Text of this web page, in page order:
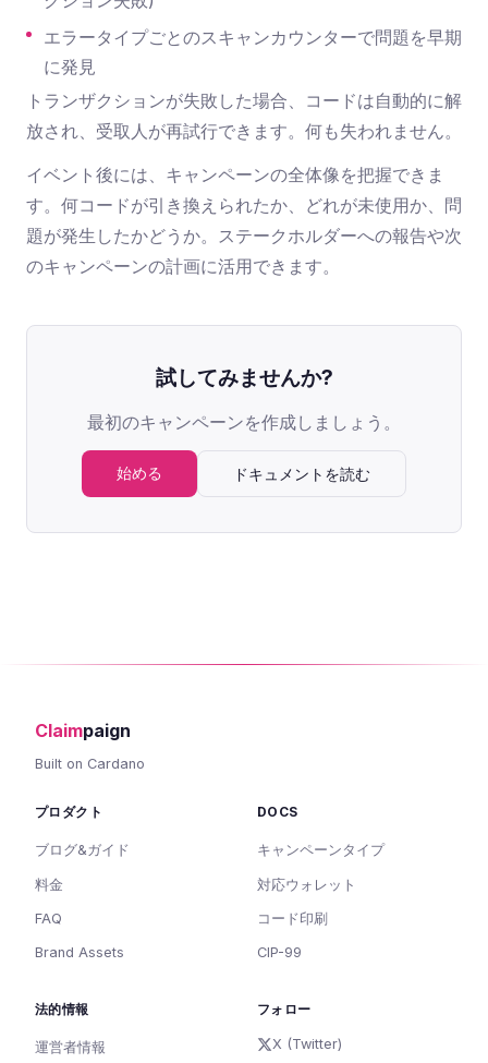
エラータイプごとのスキャンカウンターで問題を早期
に発見
トランザクションが失敗した場合、コードは自動的に解
放され、受取人が再試行できます。何も失われません。
イベント後には、キャンペーンの全体像を把握できま
す。何コードが引き換えられたか、どれが未使用か、問
題が発生したかどうか。ステークホルダーへの報告や次
のキャンペーンの計画に活用できます。
試してみませんか?
最初のキャンペーンを作成しましょう。
始める ドキュメントを読む
Claimpaign
Built on Cardano
プロダクト
ブログ&ガイド
料金
FAQ
Brand Assets
DOCS
キャンペーンタイプ
対応ウォレット
コード印刷
CIP-99
法的情報
運営者情報
フォロー
X (Twitter)